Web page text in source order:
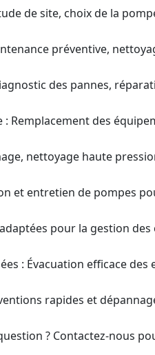
de site, choix de la
préventive,
des pannes,
: Remplacement des
nettoyage haute
et entretien de pompes
pour la gestion des
: Évacuation efficace des
rapides et
? Contactez-nous